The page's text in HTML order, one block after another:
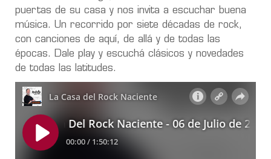
puertas de su casa y nos invita a escuchar buena
música. Un recorrido por siete décadas de rock,
con canciones de aquí, de allá y de todas las
épocas. Dale play y escuchá clásicos y novedades
de todas las latitudes.